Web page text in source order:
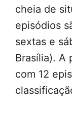
cheia de
episódios
sextas e
Brasília). A
com 12